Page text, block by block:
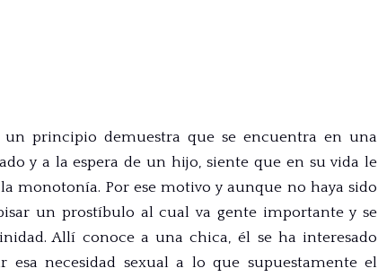
principio demuestra que se encuentra en una
y a la espera de un hijo, siente que en su vida le
monotonía. Por ese motivo y aunque no haya sido
un prostíbulo al cual va gente importante y se
Allí conoce a una chica, él se ha interesado
necesidad sexual a lo que supuestamente el